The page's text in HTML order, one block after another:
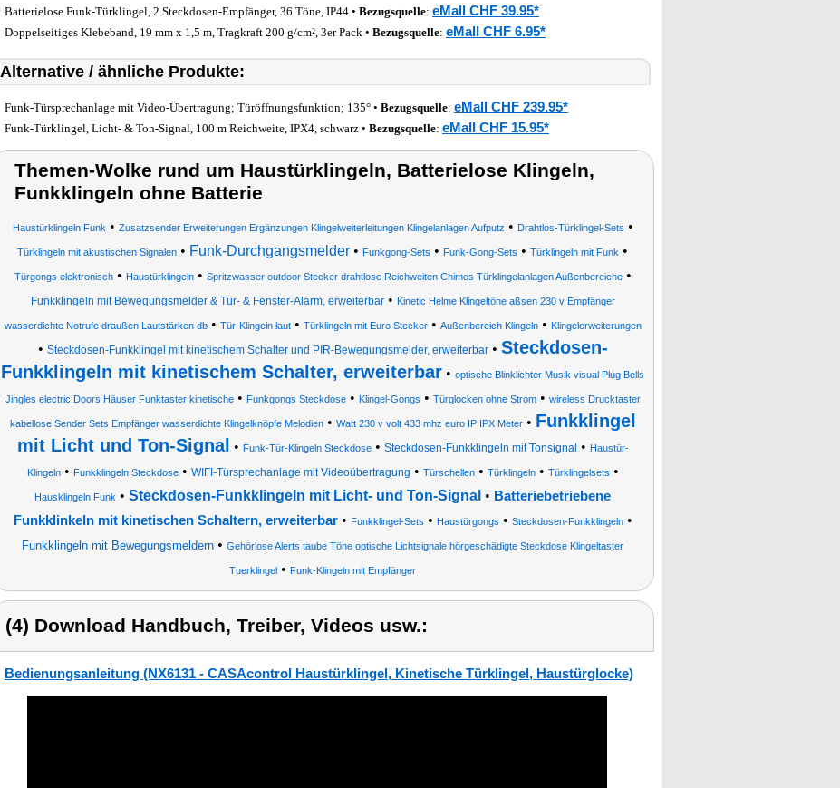
Batterielose Funk-Türklingel, 2 Steckdosen-Empfänger, 36 Töne, IP44 • Bezugsquelle: eMall CHF 39.95*
Doppelseitiges Klebeband, 19 mm x 1,5 m, Tragkraft 200 g/cm², 3er Pack • Bezugsquelle: eMall CHF 6.95*
Alternative / ähnliche Produkte:
Funk-Türsprechanlage mit Video-Übertragung; Türöffnungsfunktion; 135° • Bezugsquelle: eMall CHF 239.95*
Funk-Türklingel, Licht- & Ton-Signal, 100 m Reichweite, IPX4, schwarz • Bezugsquelle: eMall CHF 15.95*
Themen-Wolke rund um Haustürklingeln, Batterielose Klingeln,
Funkklingeln ohne Batterie
Haustürklingeln Funk • Zusatzsender Erweiterungen Ergänzungen Klingelweiterleitungen Klingelanlagen Aufputz • Drahtlos-Türklingel-Sets •
Türklingeln mit akustischen Signalen • Funk-Durchgangsmelder • Funkgong-Sets • Funk-Gong-Sets • Türklingeln mit Funk •
Türgongs elektronisch• Haustürklingeln• Spritzwasser outdoor Stecker drahtlose Reichweiten Chimes Türklingelanlagen Außenbereiche•
Funkklingeln mit Bewegungsmelder & Tür- & Fenster-Alarm, erweiterbar• Kinetic Helme Klingeltöne aßsen 230 v Empfänger
wasserdichte Notrufe draußen Lautstärken db• Tür-Klingeln laut• Türklingeln mit Euro Stecker• Außenbereich Klingeln• Klingelerweiterungen
• Steckdosen-Funkklingel mit kinetischem Schalter und PIR-Bewegungsmelder, erweiterbar• Steckdosen-
Funkklingeln mit kinetischem Schalter, erweiterbar • optische Blinklichter Musik visual Plug Bells
Jingles electric Doors Häuser Funktaster kinetische• Funkgongs Steckdose• Klingel-Gongs • Türglocken ohne Strom• wireless Drucktaster
kabellose Sender Sets Empfänger wasserdichte Klingelknöpfe Melodien• Watt 230 v volt 433 mhz euro IP IPX Meter• Funkklingel
mit Licht und Ton-Signal • Funk-Tür-Klingeln Steckdose• Steckdosen-Funkklingeln mit Tonsignal • Haustür-
Klingeln• Funkklingeln Steckdose• WIFI-Türsprechanlage mit Videoübertragung • Türschellen• Türklingeln• Türklingelsets •
Hausklingeln Funk • Steckdosen-Funkklingeln mit Licht- und Ton-Signal • Batteriebetriebene
Funkklinkeln mit kinetischen Schaltern, erweiterbar• Funkklingel-Sets • Haustürgongs • Steckdosen-Funkklingeln•
Funkklingeln mit Bewegungsmeldern • Gehörlose Alerts taube Töne optische Lichtsignale hörgeschädigte Steckdose Klingeltaster
Tuerklingel • Funk-Klingeln mit Empfänger
(4) Download Handbuch, Treiber, Videos usw.:
Bedienungsanleitung (NX6131 - CASAcontrol Haustürklingel, Kinetische Türklingel, Haustürglocke)